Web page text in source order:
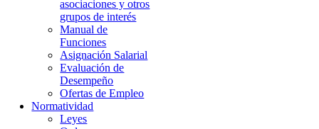
asociaciones y otros
grupos de interés
Manual de
Funciones
Asignación Salarial
Evaluación de
Desempeño
Ofertas de Empleo
Normatividad
Leyes